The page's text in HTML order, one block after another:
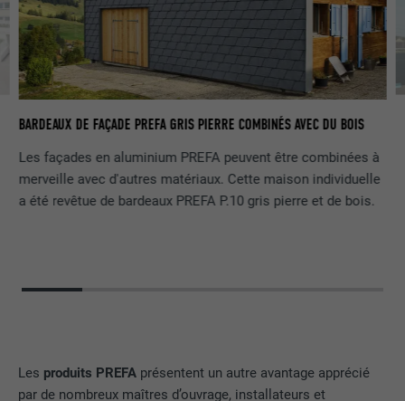
BARDEAUX DE FAÇADE PREFA GRIS PIERRE COMBINÉS AVEC DU BOIS
Les façades en aluminium PREFA peuvent être combinées à
merveille avec d'autres matériaux. Cette maison individuelle
a été revêtue de bardeaux PREFA P.10 gris pierre et de bois.
Les produits PREFA présentent un autre avantage apprécié
par de nombreux maîtres d’ouvrage, installateurs et